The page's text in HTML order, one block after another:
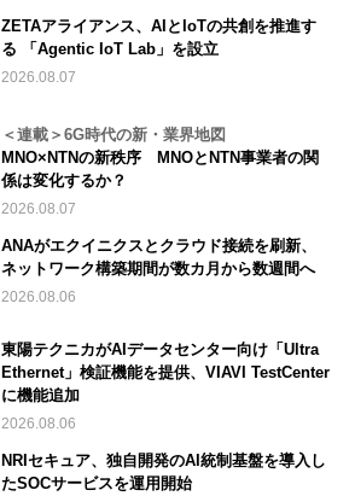
ZETAアライアンス、AIとIoTの共創を推進す
る 「Agentic IoT Lab」を設立
2026.08.07
＜連載＞6G時代の新・業界地図
MNO×NTNの新秩序 MNOとNTN事業者の関
係は変化するか？
2026.08.07
ANAがエクイニクスとクラウド接続を刷新、
ネットワーク構築期間が数カ月から数週間へ
2026.08.06
東陽テクニカがAIデータセンター向け「Ultra
Ethernet」検証機能を提供、VIAVI TestCenter
に機能追加
2026.08.06
NRIセキュア、独自開発のAI統制基盤を導入し
たSOCサービスを運用開始